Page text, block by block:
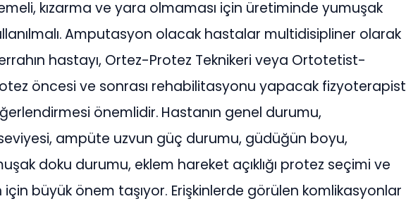
kızarma ve yara olmaması için üretiminde yumuşak
Amputasyon olacak hastalar multidisipliner olarak
hastayı, Ortez-Protez Teknikeri veya Ortotetist-
öncesi ve sonrası rehabilitasyonu yapacak fizyoterapist
önemlidir. Hastanın genel durumu,
ampüte uzvun güç durumu, güdüğün boyu,
doku durumu, eklem hareket açıklığı protez seçimi ve
büyük önem taşıyor. Erişkinlerde görülen komlikasyonlar